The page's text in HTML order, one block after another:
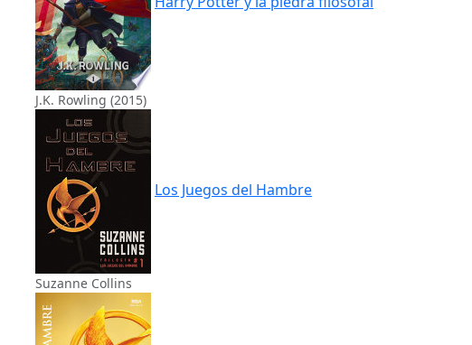
J.K. Rowling (2015)
Los Juegos del Hambre
Suzanne Collins